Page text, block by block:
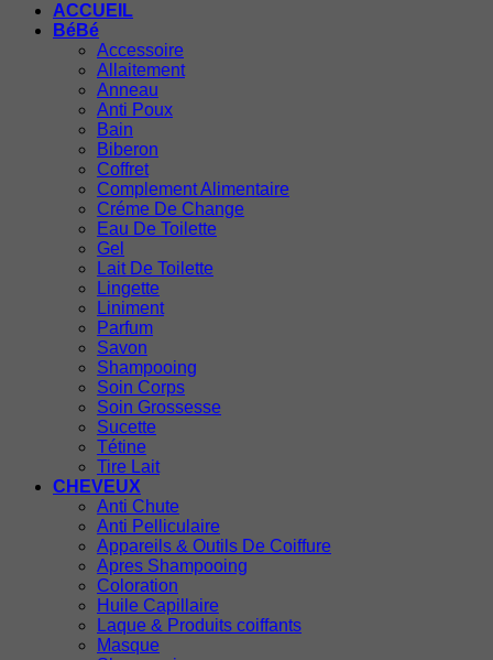
ACCUEIL
BéBé
Accessoire
Allaitement
Anneau
Anti Poux
Bain
Biberon
Coffret
Complement Alimentaire
Créme De Change
Eau De Toilette
Gel
Lait De Toilette
Lingette
Liniment
Parfum
Savon
Shampooing
Soin Corps
Soin Grossesse
Sucette
Tétine
Tire Lait
CHEVEUX
Anti Chute
Anti Pelliculaire
Appareils & Outils De Coiffure
Apres Shampooing
Coloration
Huile Capillaire
Laque & Produits coiffants
Masque